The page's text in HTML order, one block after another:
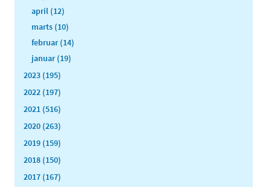
april (12)
marts (10)
februar (14)
januar (19)
2023 (195)
2022 (197)
2021 (516)
2020 (263)
2019 (159)
2018 (150)
2017 (167)